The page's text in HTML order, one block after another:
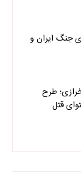
جنگ ایران و
طرح
قتل